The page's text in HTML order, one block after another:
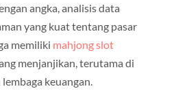
angka, analisis data
yang kuat tentang pasar
memiliki mahjong slot
menjanjikan, terutama di
keuangan.